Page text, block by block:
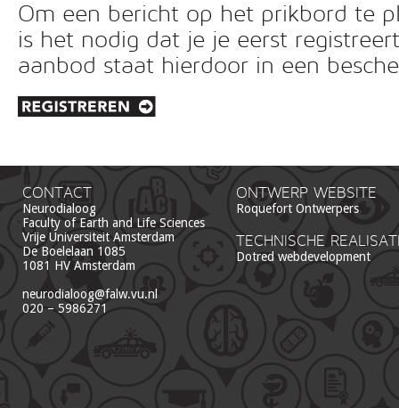
Om een bericht op het prikbord te
is het nodig dat je je eerst
aanbod staat hierdoor in een
CONTACT
Neurodialoog
Faculty of Earth and Life Sciences
Vrije Universiteit Amsterdam
De Boelelaan 1085
1081 HV Amsterdam
neurodialoog@falw.vu.nl
020 – 5986271
ONTWERP WEBSITE
Roquefort Ontwerpers
TECHNISCHE
Dotred webdevelopment